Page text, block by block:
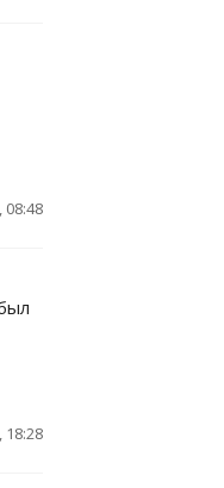
08:48
18:28